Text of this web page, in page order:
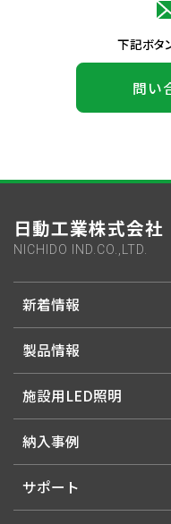
下記ボタ
問い
日動工業株式会社
NICHIDO IND.CO.,LTD.
新着情報
製品情報
施設用LED照明
納入事例
サポート